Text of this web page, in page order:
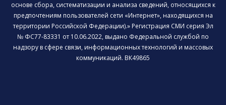
основе сбора, систематизации и анализа сведений, относящихся к
предпочтениям пользователей сети «Интернет», находящихся на
территории Российской Федерации).» Регистрация СМИ серия Эл
№ ФС77-83331 от 10.06.2022, выдано Федеральной службой по
надзору в сфере связи, информационных технологий и массовых
коммуникаций. ВК49865